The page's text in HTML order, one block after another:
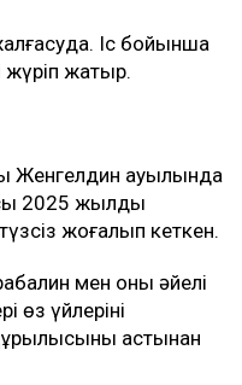
Іс бойынша
жүріп жатыр.
Женгелдин ауылында
2025 жылдың
жоғалып кеткен.
мен оның әйелі
өз үйлерінің
астынан